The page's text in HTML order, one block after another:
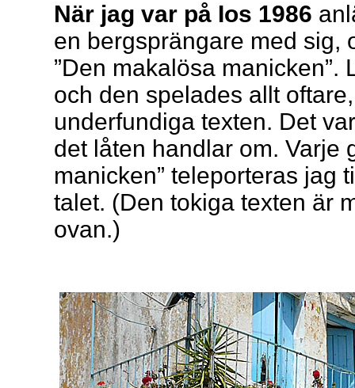
När jag var på Ios 1986
en bergsprängare med sig,
”Den makalösa
och den spelades allt
underfundiga texten. Det
det låten handlar om. Varje
manicken” teleporteras jag
talet. (Den tokiga texten är
ovan.)